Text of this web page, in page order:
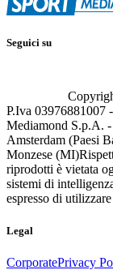
Seguici su
P.Iva 03976881007
Mediamond S.p.A.
Amsterdam (Paesi
Monzese (MI)
riprodotti è vietata
sistemi di
espresso di
Legal
CorporatePrivacy